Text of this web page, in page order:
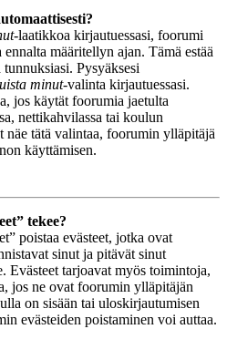
-laatikkoa kirjautuessasi, foorumi
määritellyn ajan. Tämä estää
Pysyäksesi
minut-valinta kirjautuessasi.
jos käytät foorumia jaetulta
nettikahvilassa tai koulun
näe tätä valintaa, foorumin ylläpitäjä
käyttämisen.
tekee?
poistaa evästeet, jotka ovat
sinut ja pitävät sinut
Evästeet tarjoavat myös toimintoja,
jos ne ovat foorumin ylläpitäjän
on sisään tai uloskirjautumisen
evästeiden poistaminen voi auttaa.